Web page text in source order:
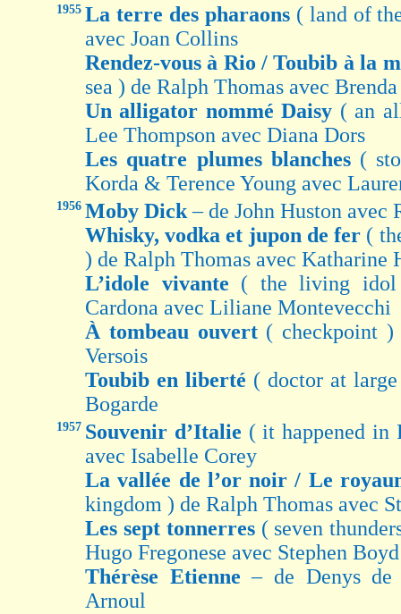
1955 La terre des pharaons ( land of
avec Joan Collins
Rendez-vous à Rio / Toubib à la
sea ) de Ralph Thomas avec
Un alligator nommé Daisy ( an
Lee Thompson avec Diana Dors
Les quatre plumes blanches (
Korda & Terence Young avec
1956 Moby Dick– de John Huston avec
Whisky, vodka et jupon de fer (
) de Ralph Thomas avec Katharine
L’idole vivante ( the living
Cardona avec Liliane Montevecchi
À tombeau ouvert ( checkpoint )
Versois
Toubib en liberté ( doctor at
Bogarde
1957 Souvenir d’Italie ( it happened in
avec Isabelle Corey
La vallée de l’or noir / Le
kingdom ) de Ralph Thomas avec
Les sept tonnerres ( seven
Hugo Fregonese avec Stephen Boyd
Thérèse Etienne– de Denys de
Arnoul